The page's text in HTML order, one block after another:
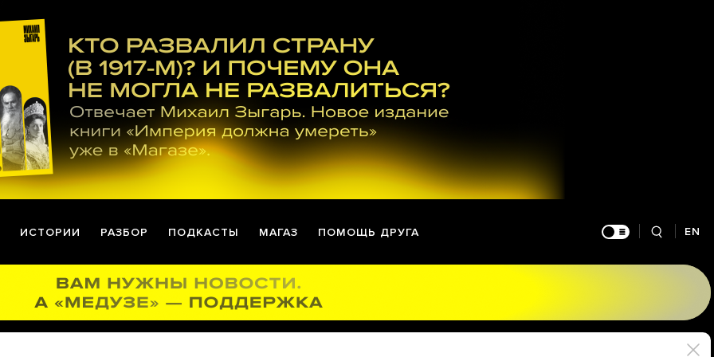
ИСТОРИИ РАЗБОР ПОДКАСТЫ МАГАЗ ПОМОЩЬ ДРУГА EN